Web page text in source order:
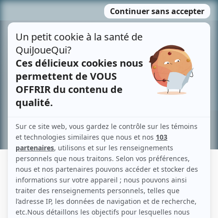
MENU
contenu
Recherche avancée »
YVETTE MATHIEU
Liens
Fiche de Yvette Mathieu sur Showbizz.net